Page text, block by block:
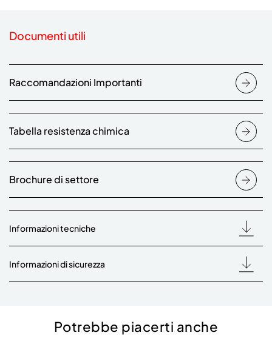
Documenti utili
Raccomandazioni Importanti
Tabella resistenza chimica
Brochure di settore
Informazioni tecniche
Informazioni di sicurezza
Potrebbe piacerti anche